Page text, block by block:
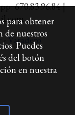
670.83.96.84 |
-Varadero
para obtener
de nuestros
Puedes
del botón
en nuestra